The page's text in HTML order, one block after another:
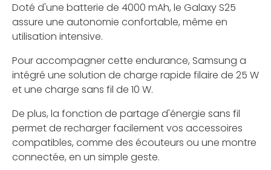
Doté d'une batterie de 4000 mAh, le Galaxy S25
assure une autonomie confortable, même en
utilisation intensive.
Pour accompagner cette endurance, Samsung a
intégré une solution de charge rapide filaire de 25 W
et une charge sans fil de 10 W.
De plus, la fonction de partage d'énergie sans fil
permet de recharger facilement vos accessoires
compatibles, comme des écouteurs ou une montre
connectée, en un simple geste.